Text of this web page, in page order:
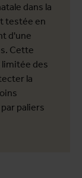
dans la
testée en
d'une
Cette
des
la
paliers